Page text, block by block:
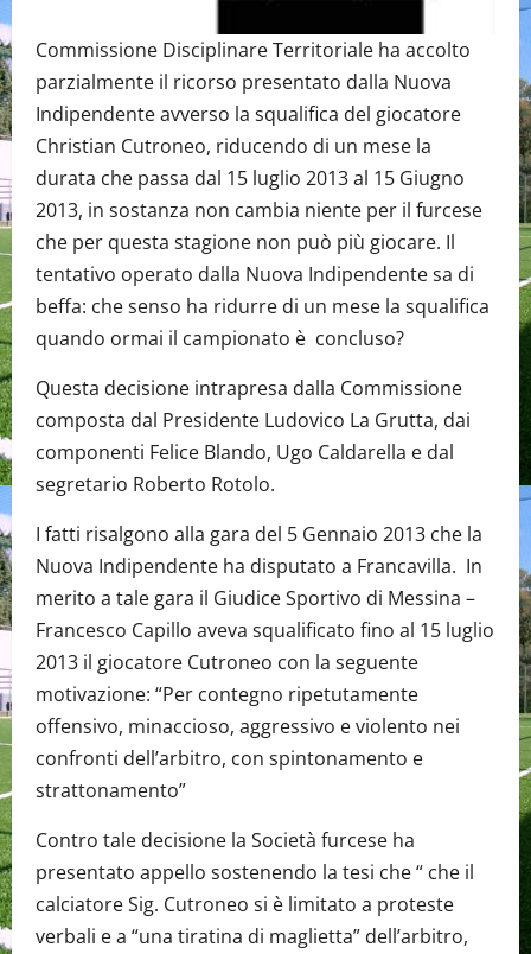
Commissione Disciplinare Territoriale ha accolto
parzialmente il ricorso presentato dalla Nuova
Indipendente avverso la squalifica del giocatore
Christian Cutroneo, riducendo di un mese la
durata che passa dal 15 luglio 2013 al 15 Giugno
2013, in sostanza non cambia niente per il furcese
che per questa stagione non può più giocare. Il
tentativo operato dalla Nuova Indipendente sa di
beffa: che senso ha ridurre di un mese la squalifica
quando ormai il campionato è concluso?
Questa decisione intrapresa dalla Commissione
composta dal Presidente Ludovico La Grutta, dai
componenti Felice Blando, Ugo Caldarella e dal
segretario Roberto Rotolo.
I fatti risalgono alla gara del 5 Gennaio 2013 che la
Nuova Indipendente ha disputato a Francavilla. In
merito a tale gara il Giudice Sportivo di Messina –
Francesco Capillo aveva squalificato fino al 15 luglio
2013 il giocatore Cutroneo con la seguente
motivazione: “Per contegno ripetutamente
offensivo, minaccioso, aggressivo e violento nei
confronti dell’arbitro, con spintonamento e
strattonamento”
Contro tale decisione la Società furcese ha
presentato appello sostenendo la tesi che “ che il
calciatore Sig. Cutroneo si è limitato a proteste
verbali e a “una tiratina di maglietta” dell’arbitro,